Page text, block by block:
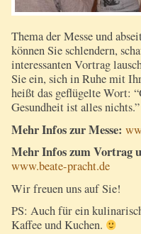
Thema der Messe und
können Sie schlendern,
interessanten Vortrag
Sie ein, sich in Ruhe mit
heißt das geflügelte Wort:
Gesundheit ist alles nichts.”
Mehr Infos zur Messe:
Mehr Infos zum Vortrag
www.beate-pracht.de
Wir freuen uns auf Sie!
PS: Auch für ein
Kaffee und Kuchen.